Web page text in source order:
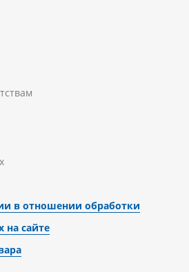
в отношении обработки
на сайте